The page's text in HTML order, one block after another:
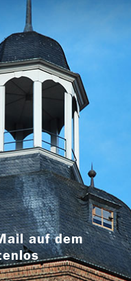
auf dem